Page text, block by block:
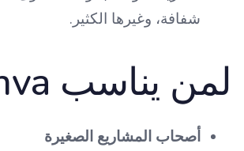
شفافة، وغيرها الكثير.
لمن يناسب Canva؟
أصحاب المشاريع الصغيرة